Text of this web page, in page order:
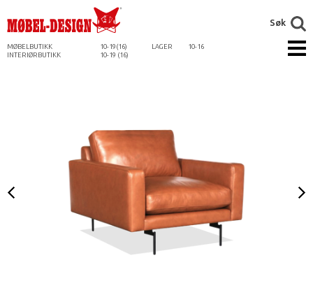
MØBELBUTIKK 10-19(16) LAGER
10-16
INTERIØRBUTIKK
10-19 (16)
Søk